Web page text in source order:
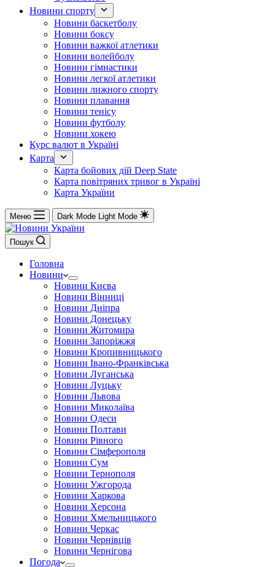
Новини спорту
Новини баскетболу
Новини боксу
Новини важкої атлетики
Новини волейболу
Новини гімнастики
Новини легкої атлетики
Новини лижного спорту
Новини плавання
Новини тенісу
Новини футболу
Новини хокею
Курс валют в Україні
Карта
Карта бойових дій Deep State
Карта повітряних тривог в Україні
Карта України
Меню Dark Mode Light Mode
Пошук
Головна
Новини
Новини Києва
Новини Вінниці
Новини Дніпра
Новини Донецьку
Новини Житомира
Новини Запоріжжя
Новини Кропивницького
Новини Івано-Франківська
Новини Луганська
Новини Луцьку
Новини Львова
Новини Миколаїва
Новини Одеси
Новини Полтави
Новини Рівного
Новини Сімферополя
Новини Сум
Новини Тернополя
Новини Ужгорода
Новини Харкова
Новини Херсона
Новини Хмельницького
Новини Черкас
Новини Чернівців
Новини Чернігова
Погода